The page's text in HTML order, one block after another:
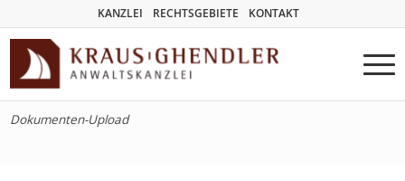
KANZLEI RECHTSGEBIETE KONTAKT
Dokumenten-Upload